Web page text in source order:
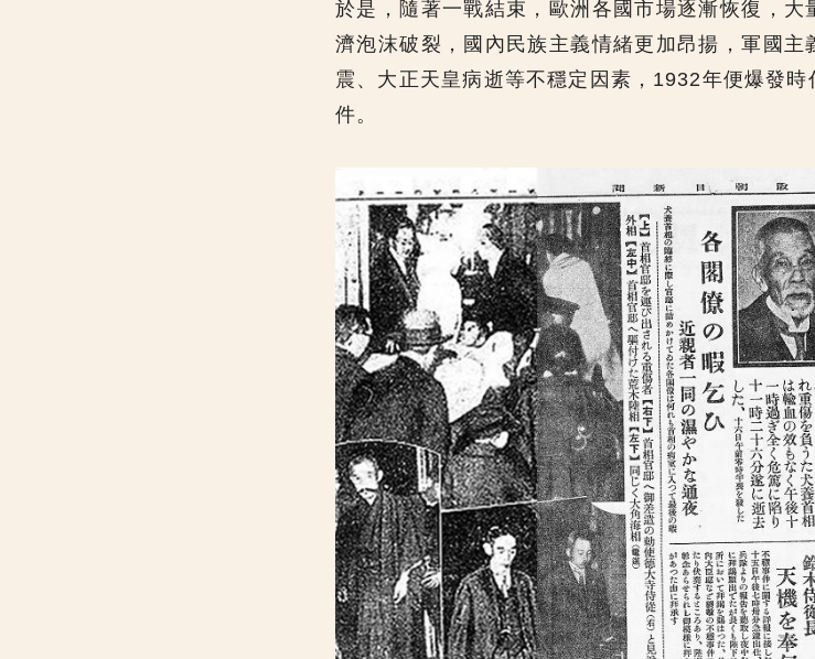
於是，隨著一戰結束，歐洲各國市場逐漸恢復，
濟泡沫破裂，國內民族主義情緒更加昂揚，軍國
震、大正天皇病逝等不穩定因素，1932年便爆發
件。